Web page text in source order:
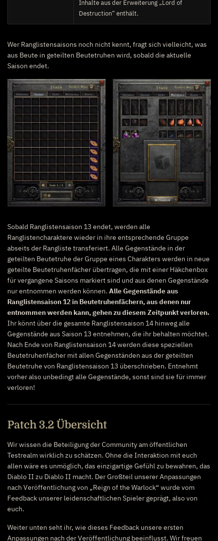
Inhalte aus der Erweiterung „Lord of
Destruction“ enthält.
Wer Ranglistensaisons noch nicht kennt, fragt sich vielleicht, was
aus Beute in geteilten Beutetruhen wird, sobald die aktuelle
Saison endet.
Sobald Ranglistensaison 13 endet, werden alle
Ranglistencharaktere wieder in ihre entsprechende Gruppe
abseits der Rangliste transferiert. Alle Gegenstände in der
geteilten Beutetruhe der Gruppe eines Charakters werden in neue
geteilte Beutetruhenfächer übertragen, die mit einer Häkchenbox
für vergangene Saisons markiert sind und aus denen Gegenstände
nur entnommen werden können. Alle Gegenstände aus
Ranglistensaison 12 in Beutetruhenfächern, aus denen nur
entnommen werden kann, gehen zu diesem Zeitpunkt verloren.
Ihr könnt über die gesamte Ranglistensaison 14 hinweg alle
Gegenstände aus Saison 13 entnehmen, die ihr behalten möchtet.
Nach Ende von Ranglistensaison 14 werden diese speziellen
Beutetruhenfächer mit allen Gegenständen aus der geteilten
Beutetruhe von Ranglistensaison 13 überschrieben. Entnehmt
vorher also unbedingt alle Gegenstände, sonst sind sie für immer
verloren!
Patch 3.2 Übersicht
Wir wissen die Beteiligung der Community am öffentlichen
Testrealm wirklich zu schätzen. Ohne die Interaktion mit euch
allen wäre es unmöglich, das einzigartige Gefühl zu bewahren, das
Diablo II zu Diablo II macht. Der Großteil unserer Anpassungen
nach Veröffentlichung von „Reign of the Warlock“ wurde vom
Feedback unserer leidenschaftlichen Spieler geprägt, also von
euch.
Weiter unten seht ihr, wie dieses Feedback unsere ersten
Anpassungen nach der Veröffentlichung beeinflusst. Wir freuen